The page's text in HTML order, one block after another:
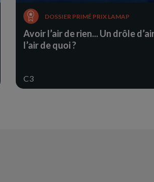
DOSSIER PRIMÉ PRIX LAMAP
Avoir l’air de rien... Un drôle
l’air de quoi ?
C3